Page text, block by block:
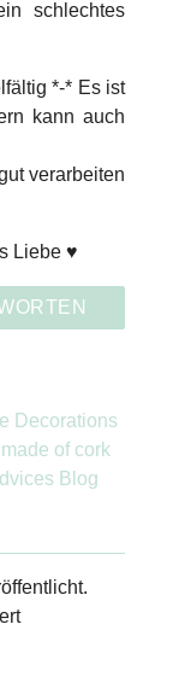
schlechtes
*-* Es ist
kann auch
verarbeiten
Liebe ♥
Decorations
of cork
Blog